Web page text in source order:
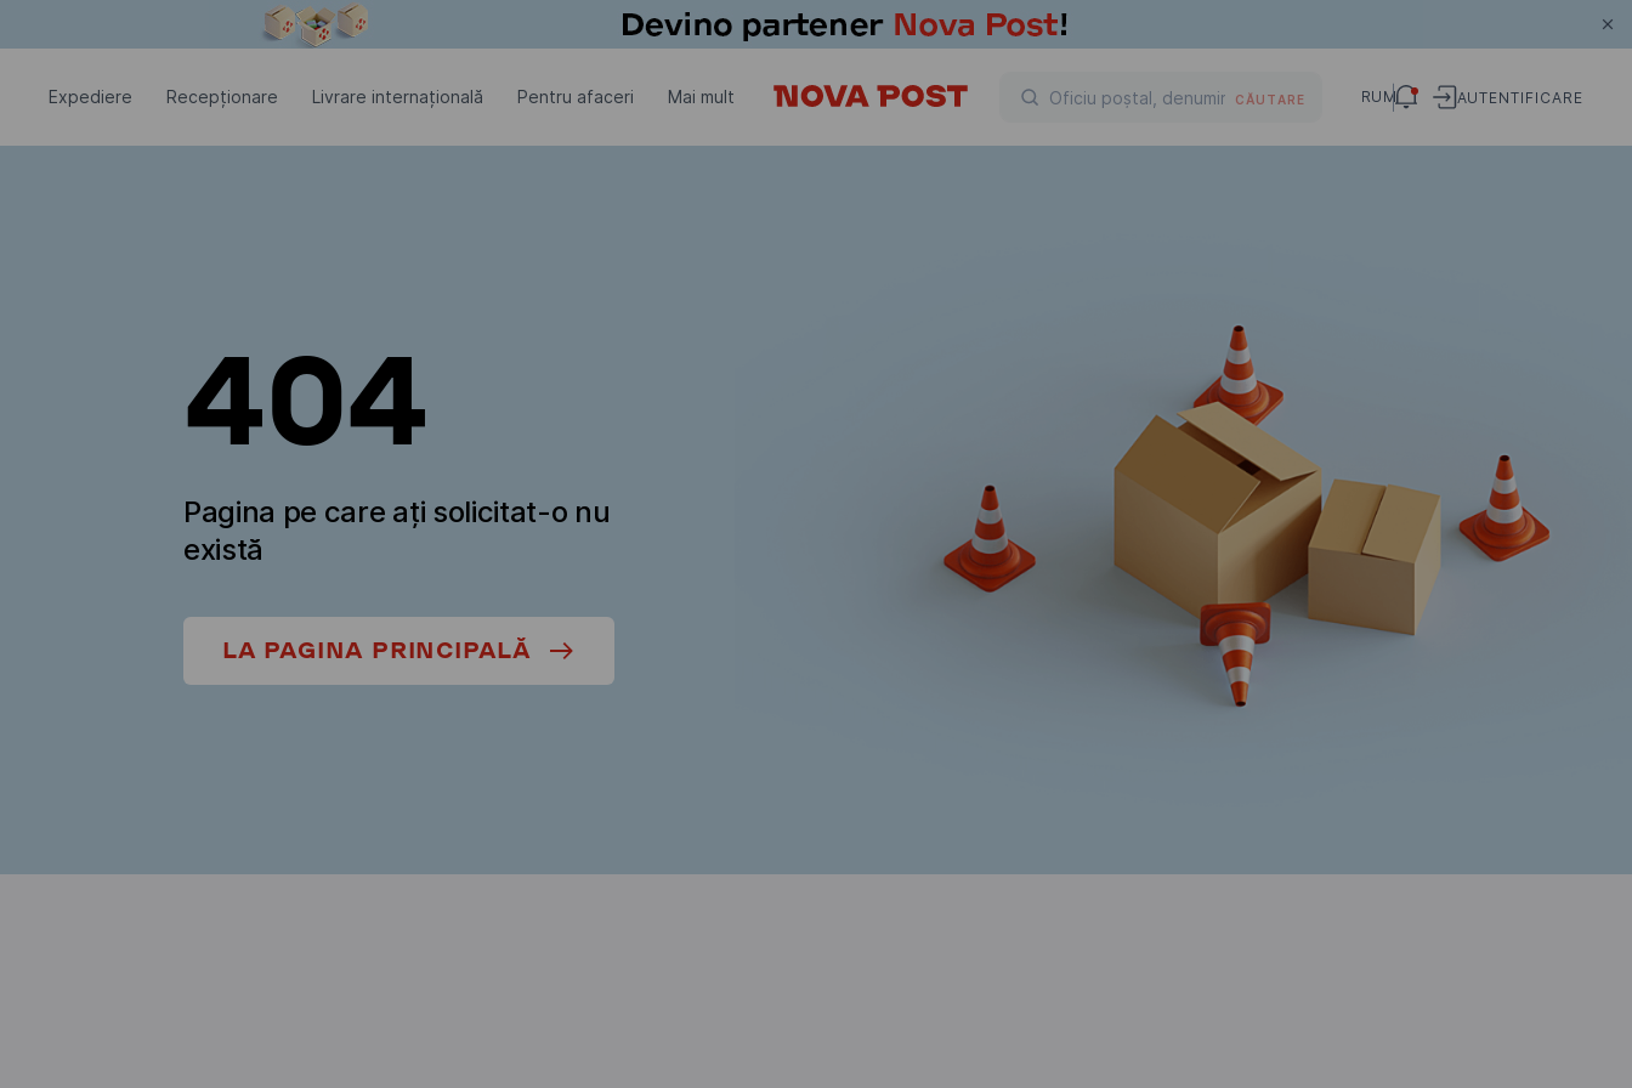
Expediere Recepționare Livrare internațională Pentru afaceri Mai mult CĂUTARE RUM AUTENTIFICARE
404
Pagina pe care ați solicitat-o nu
există
LA PAGINA PRINCIPALĂ
Fereastra modală este deschisă